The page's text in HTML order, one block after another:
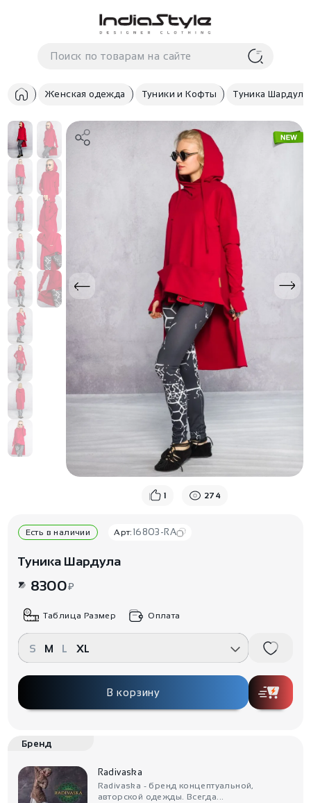
Корзина
В корзиненеттоваров
Корзина покупок пуста..
Женская одежда Туники и Кофты Туника Шардула
1 274
Есть в наличии Арт: 16803-RA
Туника Шардула
8300₽
Таблица Размер Оплата
S M L XL
В корзину
Бренд
Radivaska
Radivaska - бренд концептуальной,
авторской одежды. Всегда...